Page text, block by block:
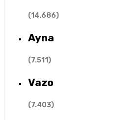
(14.686)
Ayna
(7.511)
Vazo
(7.403)